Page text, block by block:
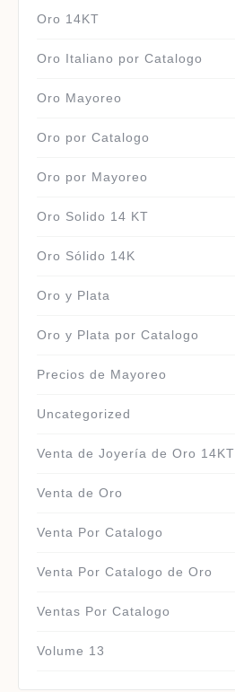
Oro 14KT
Oro Italiano por Catalogo
Oro Mayoreo
Oro por Catalogo
Oro por Mayoreo
Oro Solido 14 KT
Oro Sólido 14K
Oro y Plata
Oro y Plata por Catalogo
Precios de Mayoreo
Uncategorized
Venta de Joyería de Oro 14KT
Venta de Oro
Venta Por Catalogo
Venta Por Catalogo de Oro
Ventas Por Catalogo
Volume 13